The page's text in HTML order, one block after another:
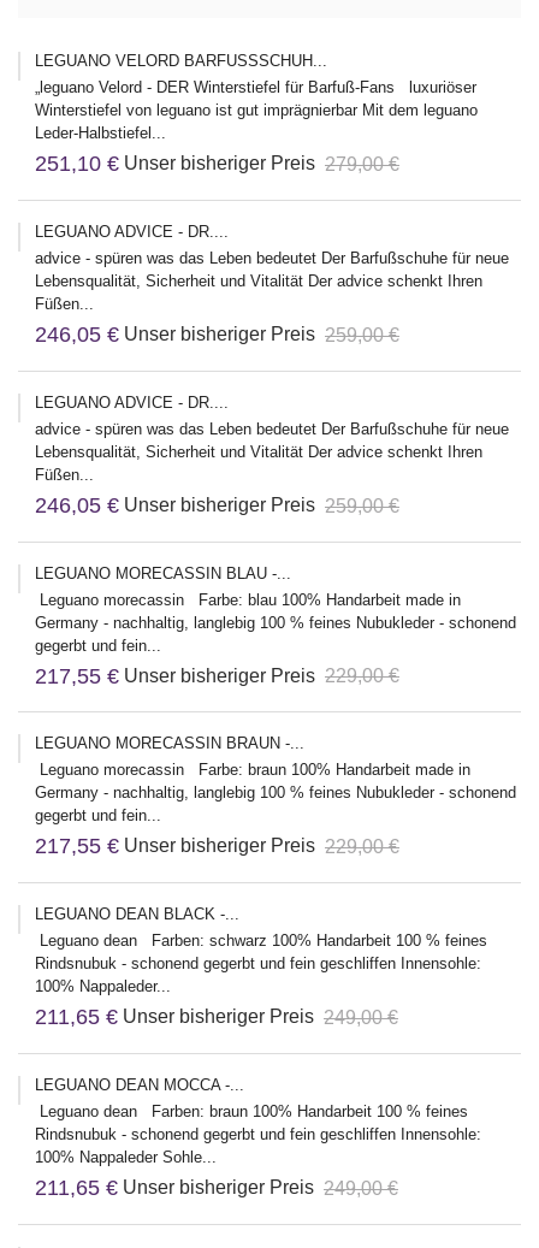
LEGUANO VELORD BARFUSSSCHUH...
„leguano Velord - DER Winterstiefel für Barfuß-Fans luxuriöser
Winterstiefel von leguano ist gut imprägnierbar Mit dem leguano
Leder-Halbstiefel...
251,10 € Unser bisheriger Preis 279,00 €
LEGUANO ADVICE - DR....
advice - spüren was das Leben bedeutet Der Barfußschuhe für neue
Lebensqualität, Sicherheit und Vitalität Der advice schenkt Ihren
Füßen...
246,05 € Unser bisheriger Preis 259,00 €
LEGUANO ADVICE - DR....
advice - spüren was das Leben bedeutet Der Barfußschuhe für neue
Lebensqualität, Sicherheit und Vitalität Der advice schenkt Ihren
Füßen...
246,05 € Unser bisheriger Preis 259,00 €
LEGUANO MORECASSIN BLAU -...
Leguano morecassin Farbe: blau 100% Handarbeit made in
Germany - nachhaltig, langlebig 100 % feines Nubukleder - schonend
gegerbt und fein...
217,55 € Unser bisheriger Preis 229,00 €
LEGUANO MORECASSIN BRAUN -...
Leguano morecassin Farbe: braun 100% Handarbeit made in
Germany - nachhaltig, langlebig 100 % feines Nubukleder - schonend
gegerbt und fein...
217,55 € Unser bisheriger Preis 229,00 €
LEGUANO DEAN BLACK -...
Leguano dean Farben: schwarz 100% Handarbeit 100 % feines
Rindsnubuk - schonend gegerbt und fein geschliffen Innensohle:
100% Nappaleder...
211,65 € Unser bisheriger Preis 249,00 €
LEGUANO DEAN MOCCA -...
Leguano dean Farben: braun 100% Handarbeit 100 % feines
Rindsnubuk - schonend gegerbt und fein geschliffen Innensohle:
100% Nappaleder Sohle...
211,65 € Unser bisheriger Preis 249,00 €